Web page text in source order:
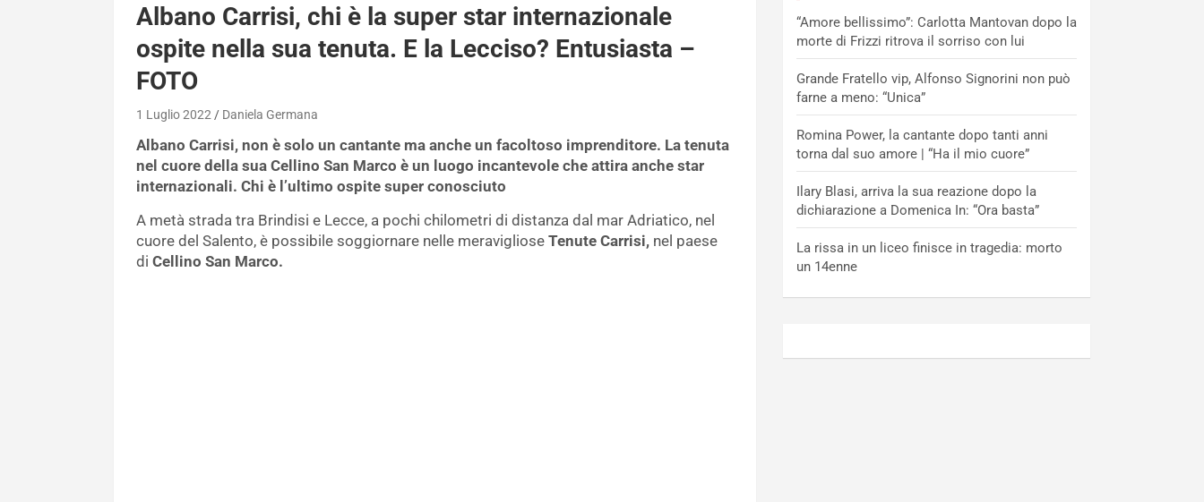
Albano Carrisi, chi è la super star internazionale
ospite nella sua tenuta. E la Lecciso? Entusiasta –
FOTO
1 Luglio 2022 Daniela Germana
Albano Carrisi, non è solo un cantante ma anche un facoltoso imprenditore. La tenuta
nel cuore della sua Cellino San Marco è un luogo incantevole che attira anche star
internazionali. Chi è l’ultimo ospite super conosciuto
A metà strada tra Brindisi e Lecce, a pochi chilometri di distanza dal mar Adriatico, nel
cuore del Salento, è possibile soggiornare nelle meravigliose Tenute Carrisi, nel paese
di Cellino San Marco.
“Amore bellissimo”: Carlotta Mantovan dopo la
morte di Frizzi ritrova il sorriso con lui
Grande Fratello vip, Alfonso Signorini non può
farne a meno: “Unica”
Romina Power, la cantante dopo tanti anni
torna dal suo amore | “Ha il mio cuore”
Ilary Blasi, arriva la sua reazione dopo la
dichiarazione a Domenica In: “Ora basta”
La rissa in un liceo finisce in tragedia: morto
un 14enne